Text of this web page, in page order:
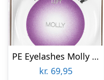
PE Eyelashes Molly No/dk
kr. 69,95